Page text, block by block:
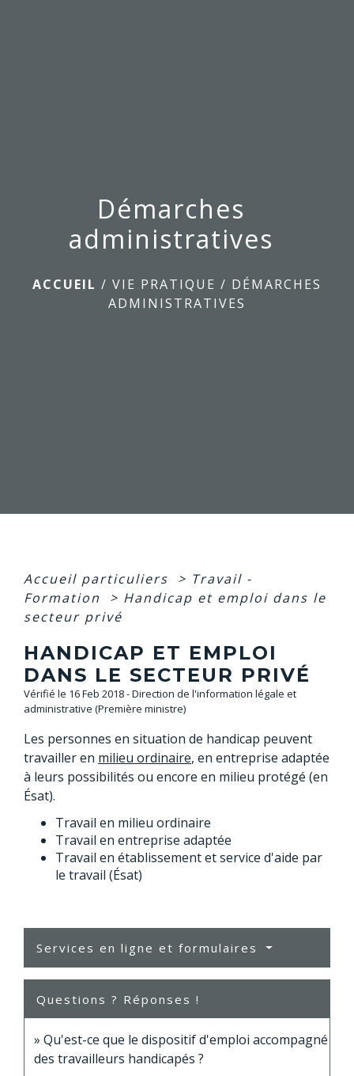
Démarches
administratives
ACCUEIL / VIE PRATIQUE / DÉMARCHES
ADMINISTRATIVES
Accueil particuliers > Travail -
Formation
> Handicap et emploi dans le
secteur privé
HANDICAP ET EMPLOI
DANS LE SECTEUR PRIVÉ
Vérifié le 16 Feb 2018 - Direction de l'information légale et
administrative (Première ministre)
Les personnes en situation de handicap peuvent
travailler en milieu ordinaire, en entreprise adaptée
à leurs possibilités ou encore en milieu protégé (en
Ésat).
Travail en milieu ordinaire
Travail en entreprise adaptée
Travail en établissement et service d'aide par
le travail (Ésat)
Services en ligne et formulaires
Questions ? Réponses !
Qu'est-ce que le dispositif d'emploi accompagné
des travailleurs handicapés ?